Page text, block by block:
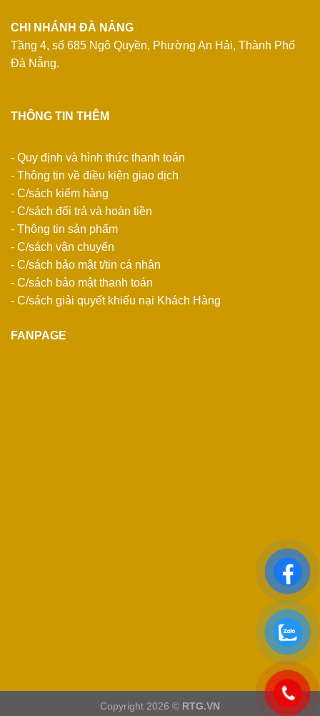
CHI NHÁNH ĐÀ NẴNG
Tầng 4, số 685 Ngô Quyền, Phường An Hải, Thành Phố
Đà Nẵng.
THÔNG TIN THÊM
- Quy định và hình thức thanh toán
- Thông tin về điều kiện giao dịch
- C/sách kiểm hàng
- C/sách đổi trả và hoàn tiền
- Thông tin sản phẩm
- C/sách vận chuyển
- C/sách bảo mật t/tin cá nhân
- C/sách bảo mật thanh toán
- C/sách giải quyết khiếu nại Khách Hàng
FANPAGE
Copyright 2026 © RTG.VN